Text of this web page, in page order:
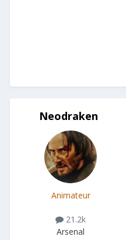
Neodraken
Animateur
21.2k
Arsenal